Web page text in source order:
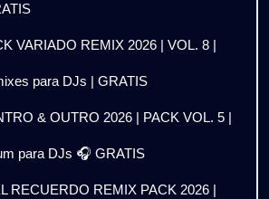
VARIADO REMIX 2026 | VOL. 8 |
para DJs | GRATIS
& OUTRO 2026 | PACK VOL. 5 |
para DJs 🎧 GRATIS
RECUERDO REMIX PACK 2026 |